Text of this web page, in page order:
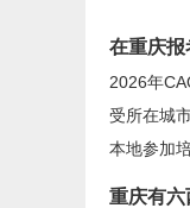
在重庆报
2026年
受所在城
本地参加
重庆有六